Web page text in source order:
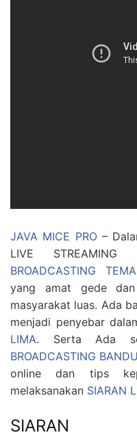
JAVA MICE PRO–
LIVE STREAMING
BROADCASTING
yang amat gede
masyarakat luas. Ada
menjadi penyebar
LIMA. Serta Ada
BROADCASTING
online dan tips
melaksanakan SIARAN
SIARAN